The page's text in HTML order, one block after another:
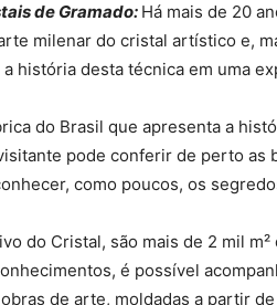
de Gramado: Há mais de 20
milenar do cristal artístico e,
história desta técnica em uma
do Brasil que apresenta a
pode conferir de perto
como poucos, os
do Cristal, são mais de 2 mil
é possível
de arte, moldadas a partir